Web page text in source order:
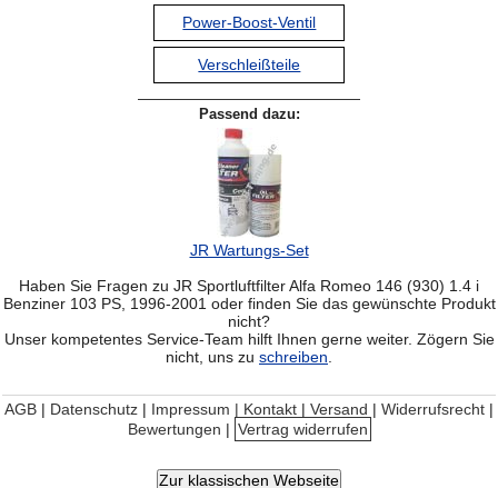
Power-Boost-Ventil
Verschleißteile
Passend dazu:
JR Wartungs-Set
Haben Sie Fragen zu JR Sportluftfilter Alfa Romeo 146 (930) 1.4 i
Benziner 103 PS, 1996-2001 oder finden Sie das gewünschte Produkt
nicht?
Unser kompetentes Service-Team hilft Ihnen gerne weiter. Zögern Sie
nicht, uns zu schreiben.
AGB | Datenschutz | Impressum | Kontakt | Versand | Widerrufsrecht |
Bewertungen | Vertrag widerrufen